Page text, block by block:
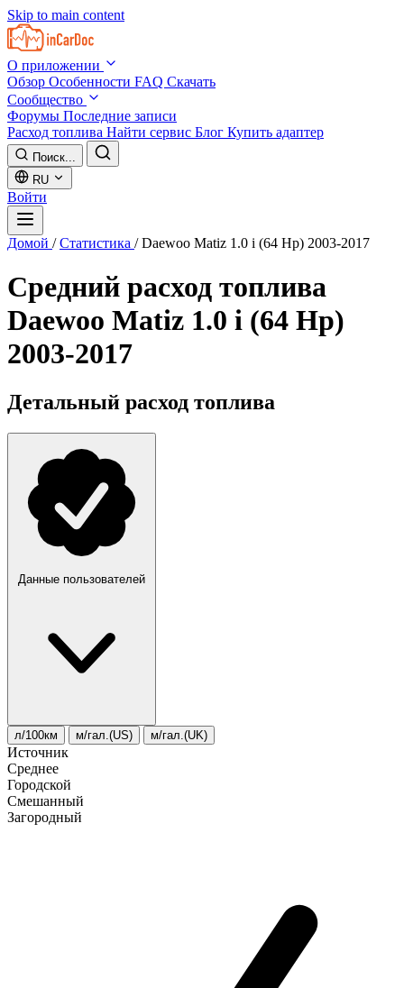
Skip to main content
О приложении
Обзор Особенности FAQ Скачать
Сообщество
Форумы Последние записи
Расход топлива Найти сервис Блог Купить адаптер
Поиск...
RU
Войти
Домой / Статистика / Daewoo Matiz 1.0 i (64 Hp) 2003-2017
Средний расход топлива
Daewoo Matiz 1.0 i (64 Hp)
2003-2017
Детальный расход топлива
Данные пользователей
л/100км м/гал.(US) м/гал.(UK)
Источник
Среднее
Городской
Смешанный
Загородный